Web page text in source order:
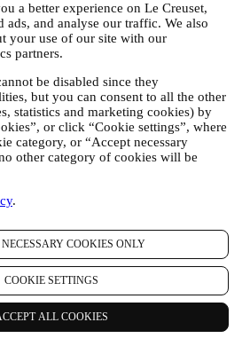
a better experience on Le Creuset,
ads, and analyse our traffic. We also
your use of our site with our
partners.
be disabled since they
but you can consent to all the other
statistics and marketing cookies) by
or click “Cookie settings”, where
category, or “Accept necessary
other category of cookies will be
.
COOKIES ONLY
COOKIE SETTINGS
ALL COOKIES
relacionados con nuestra
con usted, como contabilidad, facturación
de tarjetas de pago, detección de
de sistemas, mantenimiento y
Ocasionalmente, es posible que
en contacto con usted por razones
Por ejemplo, para enviarle la
También utilizaremos sus datos
a sus solicitudes enviadas a través
del sitio web u otros canales. Esta
es necesaria para permitirnos
SOBRE NOTICIAS U OFERTAS
para que lo hagamos (por ejemplo,
boletín de noticias cuando usted cree
web), le enviaremos comunicaciones de
y noticias sobre iniciativas
Creuset promovidas por sus filiales del
socios locales, también dependiendo de
comunicaremos con usted por correo